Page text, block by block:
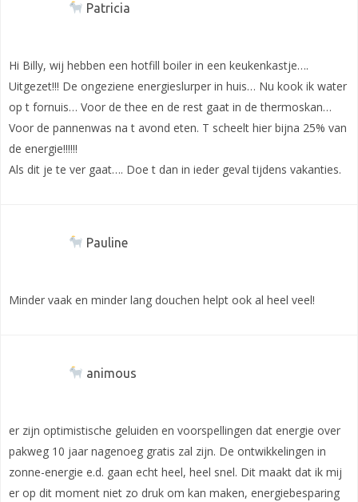
Patricia
Hi Billy, wij hebben een hotfill boiler in een keukenkastje….
Uitgezet!!! De ongeziene energieslurper in huis… Nu kook ik water
op t fornuis… Voor de thee en de rest gaat in de thermoskan…
Voor de pannenwas na t avond eten. T scheelt hier bijna 25% van
de energie!!!!!!
Als dit je te ver gaat…. Doe t dan in ieder geval tijdens vakanties.
Pauline
Minder vaak en minder lang douchen helpt ook al heel veel!
animous
er zijn optimistische geluiden en voorspellingen dat energie over
pakweg 10 jaar nagenoeg gratis zal zijn. De ontwikkelingen in
zonne-energie e.d. gaan echt heel, heel snel. Dit maakt dat ik mij
er op dit moment niet zo druk om kan maken, energiebesparing